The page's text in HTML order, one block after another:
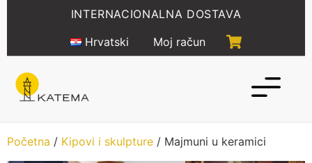
INTERNACIONALNA DOSTAVA
Hrvatski
Moj račun
Početna / Kipovi i skulpture / Majmuni u keramici